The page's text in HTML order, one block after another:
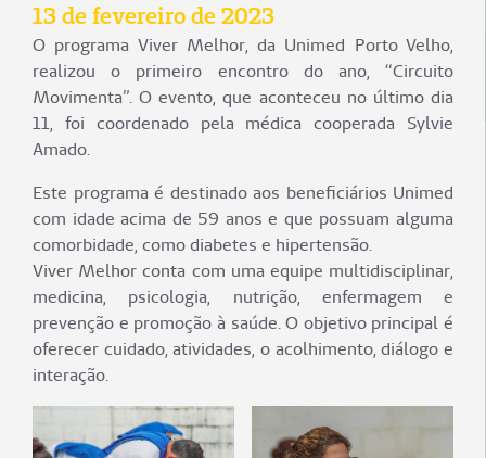
13 de fevereiro de 2023
O programa Viver Melhor, da Unimed Porto Velho,
realizou o primeiro encontro do ano, “Circuito
Movimenta”. O evento, que aconteceu no último dia
11, foi coordenado pela médica cooperada Sylvie
Amado.
Este programa é destinado aos beneficiários Unimed
com idade acima de 59 anos e que possuam alguma
comorbidade, como diabetes e hipertensão.
Viver Melhor conta com uma equipe multidisciplinar,
medicina, psicologia, nutrição, enfermagem e
prevenção e promoção à saúde. O objetivo principal é
oferecer cuidado, atividades, o acolhimento, diálogo e
interação.